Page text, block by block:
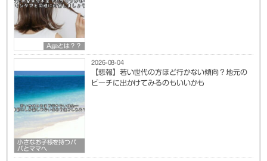
Ageとは？？
小さなお子様を持つパ
パとママへ
2026-08-04
【悲報】若い世代の方ほど行かない傾向？地元の
ビーチに出かけてみるのもいいかも